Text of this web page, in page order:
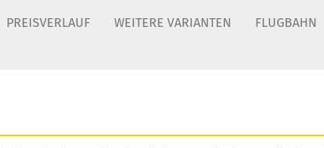
PREISVERLAUF WEITERE VARIANTEN FLUGBAHN